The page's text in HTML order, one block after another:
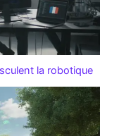
la robotique